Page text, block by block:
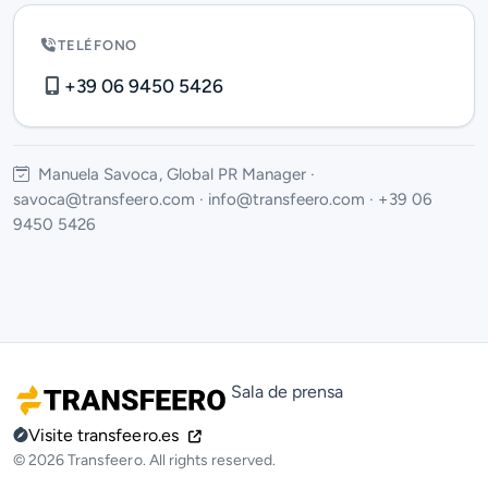
TELÉFONO
+39 06 9450 5426
Manuela Savoca, Global PR Manager ·
savoca@transfeero.com · info@transfeero.com · +39 06
9450 5426
Sala de prensa
Visite transfeero.es
© 2026 Transfeero. All rights reserved.